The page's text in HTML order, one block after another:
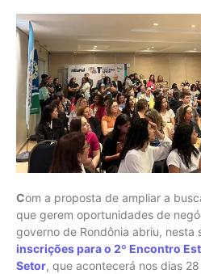
Com a proposta de ampliar a
que gerem oportunidades de
governo de Rondônia abriu, nesta
inscrições para o 2º Encontro
Setor, que acontecerá nos dias